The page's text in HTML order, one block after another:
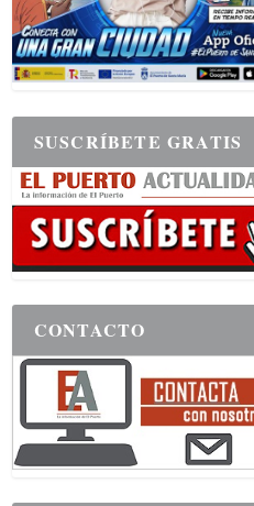
SUSCRÍBETE GRATIS
CONTACTO